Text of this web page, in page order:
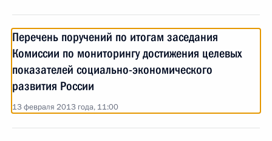
Перечень поручений по итогам заседания
Комиссии по мониторингу достижения целевых
показателей социально-экономического
развития России
13 февраля 2013 года, 11:00